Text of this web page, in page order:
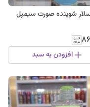
شوینده صورت سیمپل
افزودن به سبد